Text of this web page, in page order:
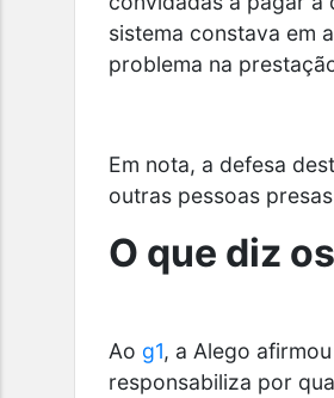
sistema constava em
problema na
Em nota, a defesa
outras pessoas
O que diz
Ao g1, a Alego
responsabiliza por